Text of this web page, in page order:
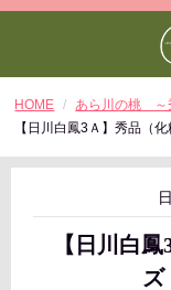
HOME あら川の桃 ～
【日川白鳳3Ａ】秀品（
【日川白